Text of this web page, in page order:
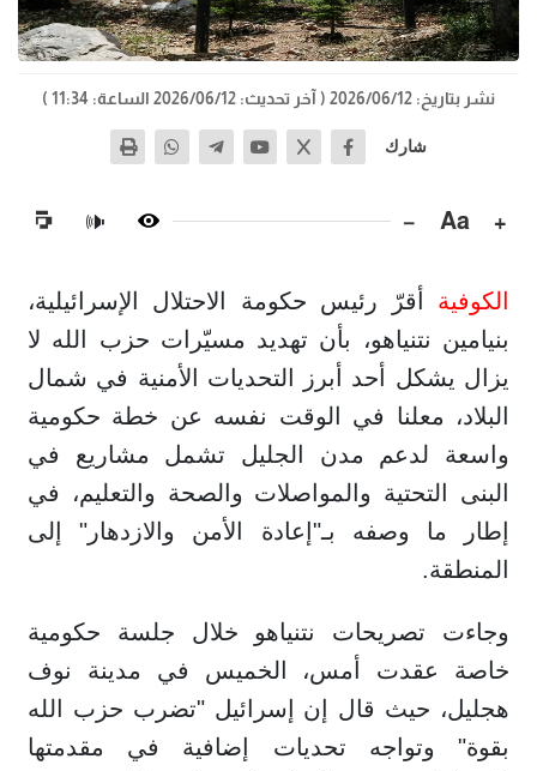
نشر بتاريخ: 2026/06/12 ( آخر تحديث: 2026/06/12 الساعة: 11:34 )
شارك
+
Aa
−
🔊
الكوفية أقرّ رئيس حكومة الاحتلال الإسرائيلية،
بنيامين نتنياهو، بأن تهديد مسيّرات حزب الله لا
يزال يشكل أحد أبرز التحديات الأمنية في شمال
البلاد، معلنا في الوقت نفسه عن خطة حكومية
واسعة لدعم مدن الجليل تشمل مشاريع في
البنى التحتية والمواصلات والصحة والتعليم، في
إطار ما وصفه بـ"إعادة الأمن والازدهار" إلى
المنطقة.
وجاءت تصريحات نتنياهو خلال جلسة حكومية
خاصة عقدت أمس، الخميس في مدينة نوف
هجليل، حيث قال إن إسرائيل "تضرب حزب الله
بقوة" وتواجه تحديات إضافية في مقدمتها